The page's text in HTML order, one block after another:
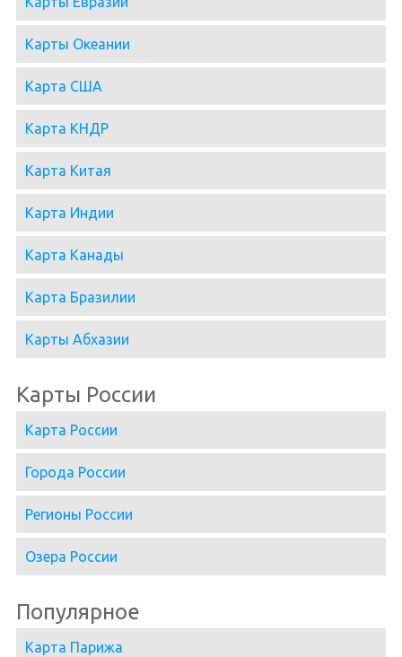
Карты Океании
Карта США
Карта КНДР
Карта Китая
Карта Индии
Карта Канады
Карта Бразилии
Карты Абхазии
Карты России
Карта России
Города России
Регионы России
Озера России
Популярное
Карта Парижа